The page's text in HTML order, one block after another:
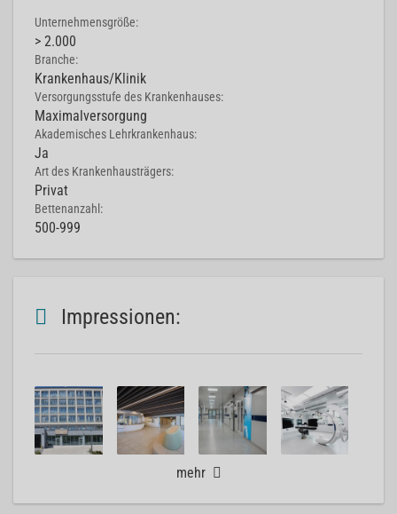
Unternehmensgröße:
> 2.000
Branche:
Krankenhaus/Klinik
Versorgungsstufe des Krankenhauses:
Maximalversorgung
Akademisches Lehrkrankenhaus:
Ja
Art des Krankenhausträgers:
Privat
Bettenanzahl:
500-999
Impressionen:
mehr